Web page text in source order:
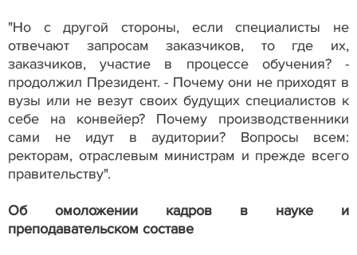
"Но с другой стороны, если специалисты не
отвечают запросам заказчиков, то где их,
заказчиков, участие в процессе обучения? -
продолжил Президент. - Почему они не приходят в
вузы или не везут своих будущих специалистов к
себе на конвейер? Почему производственники
сами не идут в аудитории? Вопросы всем:
ректорам, отраслевым министрам и прежде всего
правительству".
Об омоложении кадров в науке и
преподавательском составе